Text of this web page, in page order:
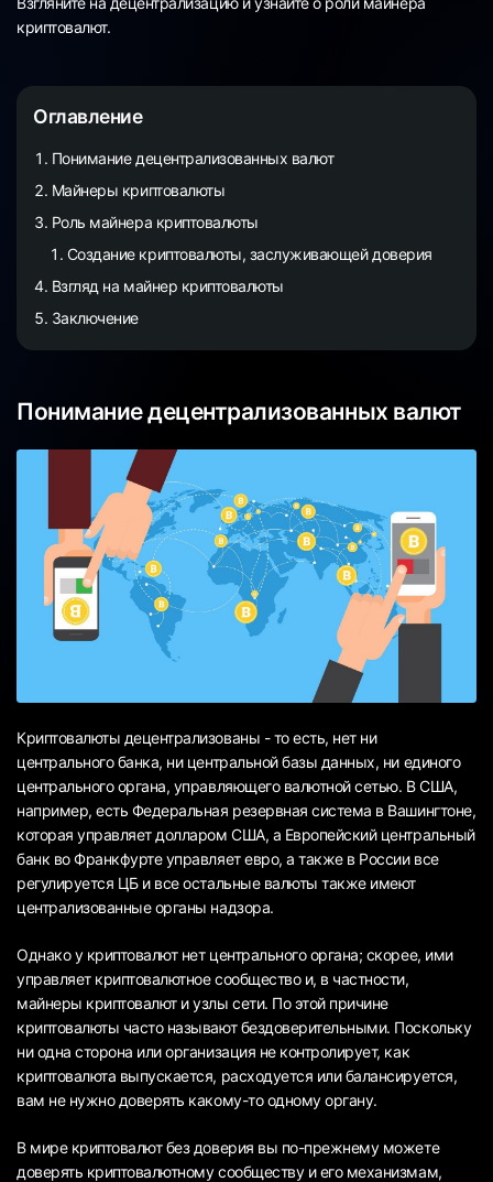
криптовалют.
Оглавление
Понимание децентрализованных валют
Майнеры криптовалюты
Роль майнера криптовалюты
Создание криптовалюты, заслуживающей доверия
Взгляд на майнер криптовалюты
Заключение
Понимание децентрализованных валют
Криптовалюты децентрализованы - то есть, нет ни
центрального банка, ни центральной базы данных, ни единого
центрального органа, управляющего валютной сетью. В США,
например, есть Федеральная резервная система в Вашингтоне,
которая управляет долларом США, а Европейский центральный
банк во Франкфурте управляет евро, а также в России все
регулируется ЦБ и все остальные валюты также имеют
централизованные органы надзора.
Однако у криптовалют нет центрального органа; скорее, ими
управляет криптовалютное сообщество и, в частности,
майнеры криптовалют и узлы сети. По этой причине
криптовалюты часто называют бездоверительными. Поскольку
ни одна сторона или организация не контролирует, как
криптовалюта выпускается, расходуется или балансируется,
вам не нужно доверять какому-то одному органу.
В мире криптовалют без доверия вы по-прежнему можете
доверять криптовалютному сообществу и его механизмам,